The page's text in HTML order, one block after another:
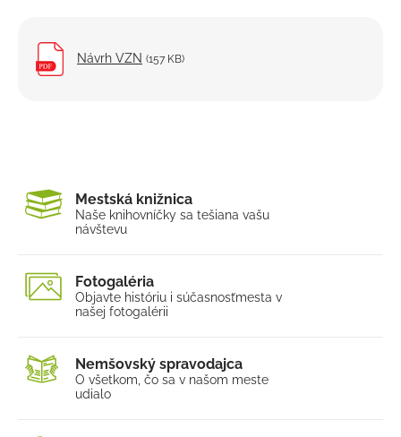
Úradná tabuľa
Návrh VZN (157 KB)
Mestská knižnica
Naše knihovníčky sa tešiana vašu
návštevu
Fotogaléria
Objavte históriu i súčasnosťmesta v
našej fotogalérii
Nemšovský spravodajca
O všetkom, čo sa v našom meste
udialo